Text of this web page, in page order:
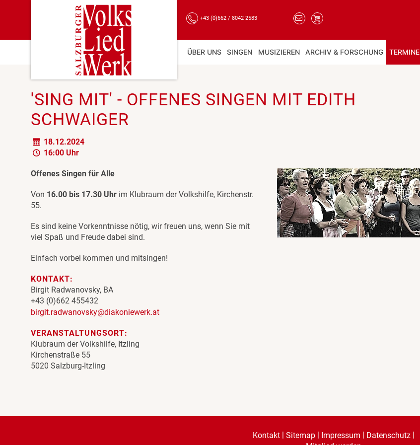
+43 (0)662 / 8042 2583
ÜBER UNS SINGEN MUSIZIEREN ARCHIV & FORSCHUNG TERMINE
'SING MIT' - OFFENES SINGEN MIT EDITH
SCHWAIGER
18.12.2024
16:00 Uhr
Offenes Singen für Alle
Von 16.00 bis 17.30 Uhr im Klubraum der Volkshilfe, Kirchenstr.
55.
Es sind keine Vorkenntnisse nötig, wir freuen uns, wenn Sie mit
viel Spaß und Freude dabei sind.
Einfach vorbei kommen und mitsingen!
KONTAKT:
Birgit Radwanovsky, BA
+43 (0)662 455432
birgit.radwanovsky@diakoniewerk.at
VERANSTALTUNGSORT:
Klubraum der Volkshilfe, Itzling
Kirchenstraße 55
5020 Salzburg-Itzling
Kontakt | Sitemap | Impressum | Datenschutz |